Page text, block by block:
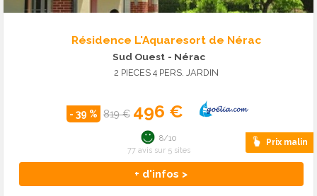
Résidence L'Aquaresort de Nérac
Sud Ouest - Nérac
2 PIECES 4 PERS. JARDIN
- 39 % 819 € 496 €
Prix malin
+ d'infos >
8/10
77 avis sur 5 sites